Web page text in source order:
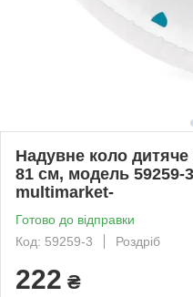
Надувне коло
81 см, модель 59259-
multimarket-
Готово до відправки
Код: 59259-3
Роздріб
222 ₴